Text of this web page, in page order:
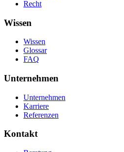
Recht
Wissen
Wissen
Glossar
FAQ
Unternehmen
Unternehmen
Karriere
Referenzen
Kontakt